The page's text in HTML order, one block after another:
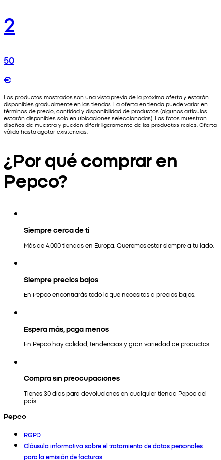
2
50
€
Los productos mostrados son una vista previa de la próxima oferta y estarán
disponibles gradualmente en las tiendas. La oferta en tienda puede variar en
términos de precio, cantidad y disponibilidad de productos (algunos artículos
estarán disponibles solo en ubicaciones seleccionadas). Las fotos muestran
diseños de muestra y pueden diferir ligeramente de los productos reales. Oferta
válida hasta agotar existencias.
¿Por qué comprar en
Pepco?
Siempre cerca de ti
Más de 4.000 tiendas en Europa. Queremos estar siempre a tu lado.
Siempre precios bajos
En Pepco encontrarás todo lo que necesitas a precios bajos.
Espera más, paga menos
En Pepco hay calidad, tendencias y gran variedad de productos.
Compra sin preocupaciones
Tienes 30 días para devoluciones en cualquier tienda Pepco del
país.
Pepco
RGPD
Cláusula informativa sobre el tratamiento de datos personales
para la emisión de facturas